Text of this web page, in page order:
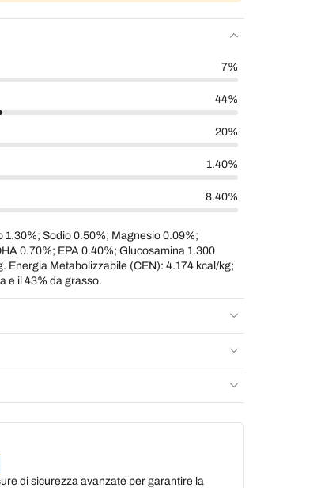
7%
44%
20%
1.40%
8.40%
1.30%; Sodio 0.50%; Magnesio 0.09%;
0.70%; EPA 0.40%; Glucosamina 1.300
Energia Metabolizzabile (CEN): 4.174 kcal/kg;
e il 43% da grasso.
di sicurezza avanzate per garantire la